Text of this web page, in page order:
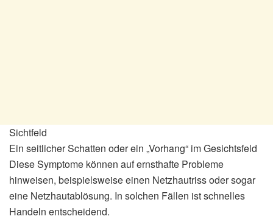
Sichtfeld
Ein seitlicher Schatten oder ein „Vorhang“ im Gesichtsfeld
Diese Symptome können auf ernsthafte Probleme
hinweisen, beispielsweise einen Netzhautriss oder sogar
eine Netzhautablösung. In solchen Fällen ist schnelles
Handeln entscheidend.